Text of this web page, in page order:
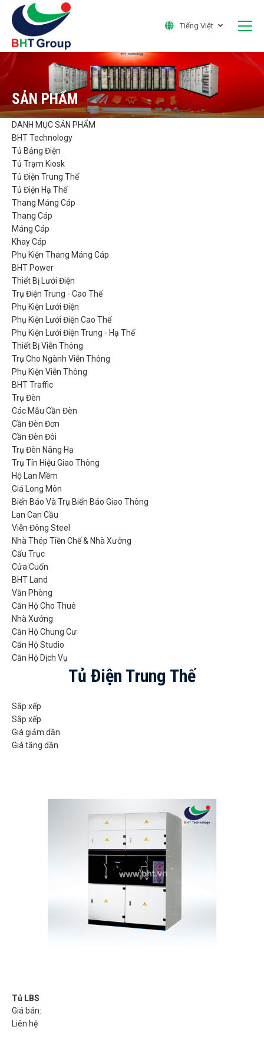
Tiếng Việt
SẢN PHẨM
DANH MỤC SẢN PHẨM
BHT Technology
Tủ Bảng Điện
Tủ Trạm Kiosk
Tủ Điện Trung Thế
Tủ Điện Hạ Thế
Thang Máng Cáp
Thang Cáp
Máng Cáp
Khay Cáp
Phụ Kiện Thang Máng Cáp
BHT Power
Thiết Bị Lưới Điện
Trụ Điện Trung - Cao Thế
Phụ Kiện Lưới Điện
Phụ Kiện Lưới Điện Cao Thế
Phụ Kiện Lưới Điện Trung - Hạ Thế
Thiết Bị Viễn Thông
Trụ Cho Ngành Viễn Thông
Phụ Kiện Viễn Thông
BHT Traffic
Trụ Đèn
Các Mẫu Cần Đèn
Cần Đèn Đơn
Cần Đèn Đôi
Trụ Đèn Nâng Hạ
Trụ Tín Hiệu Giao Thông
Hộ Lan Mềm
Giá Long Môn
Biển Báo Và Trụ Biển Báo Giao Thông
Lan Can Cầu
Viễn Đông Steel
Nhà Thép Tiền Chế & Nhà Xưởng
Cẩu Trục
Cửa Cuốn
BHT Land
Văn Phòng
Căn Hộ Cho Thuê
Nhà Xưởng
Căn Hộ Chung Cư
Căn Hộ Studio
Căn Hộ Dịch Vụ
Tủ Điện Trung Thế
Sắp xếp
Sắp xếp
Giá giảm dần
Giá tăng dần
Tủ LBS
Giá bán:
Liên hệ